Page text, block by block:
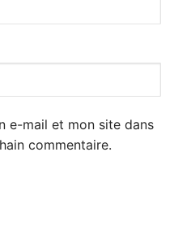
e-mail et mon site dans
commentaire.